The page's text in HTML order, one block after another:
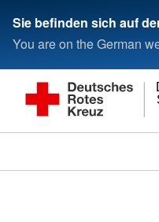
Sie befinden sich auf
You are on the German